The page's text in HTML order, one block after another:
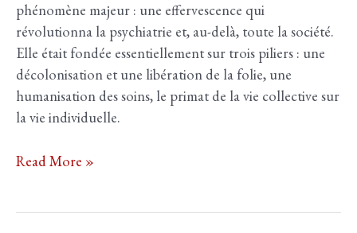
phénomène majeur : une effervescence qui
révolutionna la psychiatrie et, au-delà, toute la société.
Elle était fondée essentiellement sur trois piliers : une
décolonisation et une libération de la folie, une
humanisation des soins, le primat de la vie collective sur
la vie individuelle.
Autour
Read More »